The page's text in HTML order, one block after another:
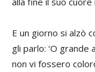
E un giorno si alzò
gli parlo: ‘O
non vi fossero